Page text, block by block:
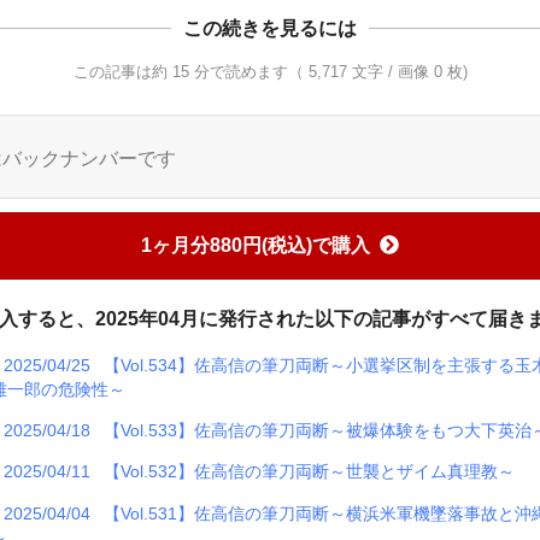
この続きを見るには
この記事は約 15 分で読めます（ 5,717 文字 / 画像 0 枚)
ックナンバーです
1ヶ月分880円(税込)で購入
すると、2025年04月に発行された以下の記事がすべて届き
2025/04/25
【Vol.534】佐高信の筆刀両断～小選挙区制を主張する玉
一郎の危険性～
2025/04/18 【Vol.533】佐高信の筆刀両断～被爆体験をもつ大下英治
2025/04/11 【Vol.532】佐高信の筆刀両断～世襲とザイム真理教～
2025/04/04
【Vol.531】佐高信の筆刀両断～横浜米軍機墜落事故と沖